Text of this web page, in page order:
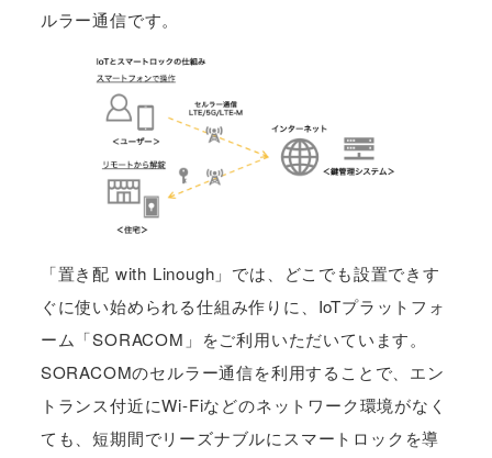
ルラー通信です。
「置き配 with Linough」では、どこでも設置できす
ぐに使い始められる仕組み作りに、IoTプラットフォ
ーム「SORACOM」をご利用いただいています。
SORACOMのセルラー通信を利用することで、エン
トランス付近にWi-Fiなどのネットワーク環境がなく
ても、短期間でリーズナブルにスマートロックを導